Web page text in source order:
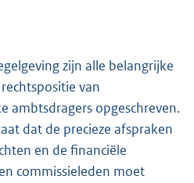
zijn alle belangrijke
van
ambtsdragers opgeschreven.
dat de precieze afspraken
en de financiële
commissieleden moet